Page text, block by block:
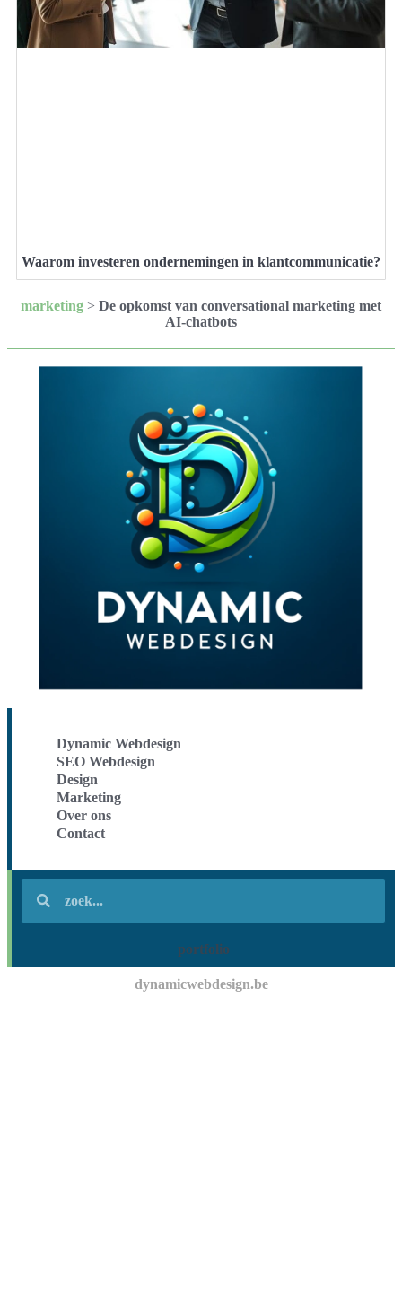
Waarom investeren ondernemingen in klantcommunicatie?
marketing > De opkomst van conversational marketing met
AI-chatbots
Dynamic Webdesign
SEO Webdesign
Design
Marketing
Over ons
Contact
portfolio
dynamicwebdesign.be